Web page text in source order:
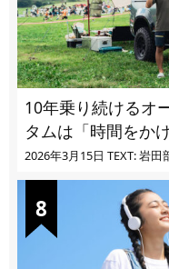
10年乗り続けるオ
タムは「時間をか
2026年3月15日 TEXT: 岩田